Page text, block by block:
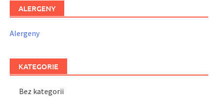
ALERGENY
Alergeny
KATEGORIE
Bez kategorii